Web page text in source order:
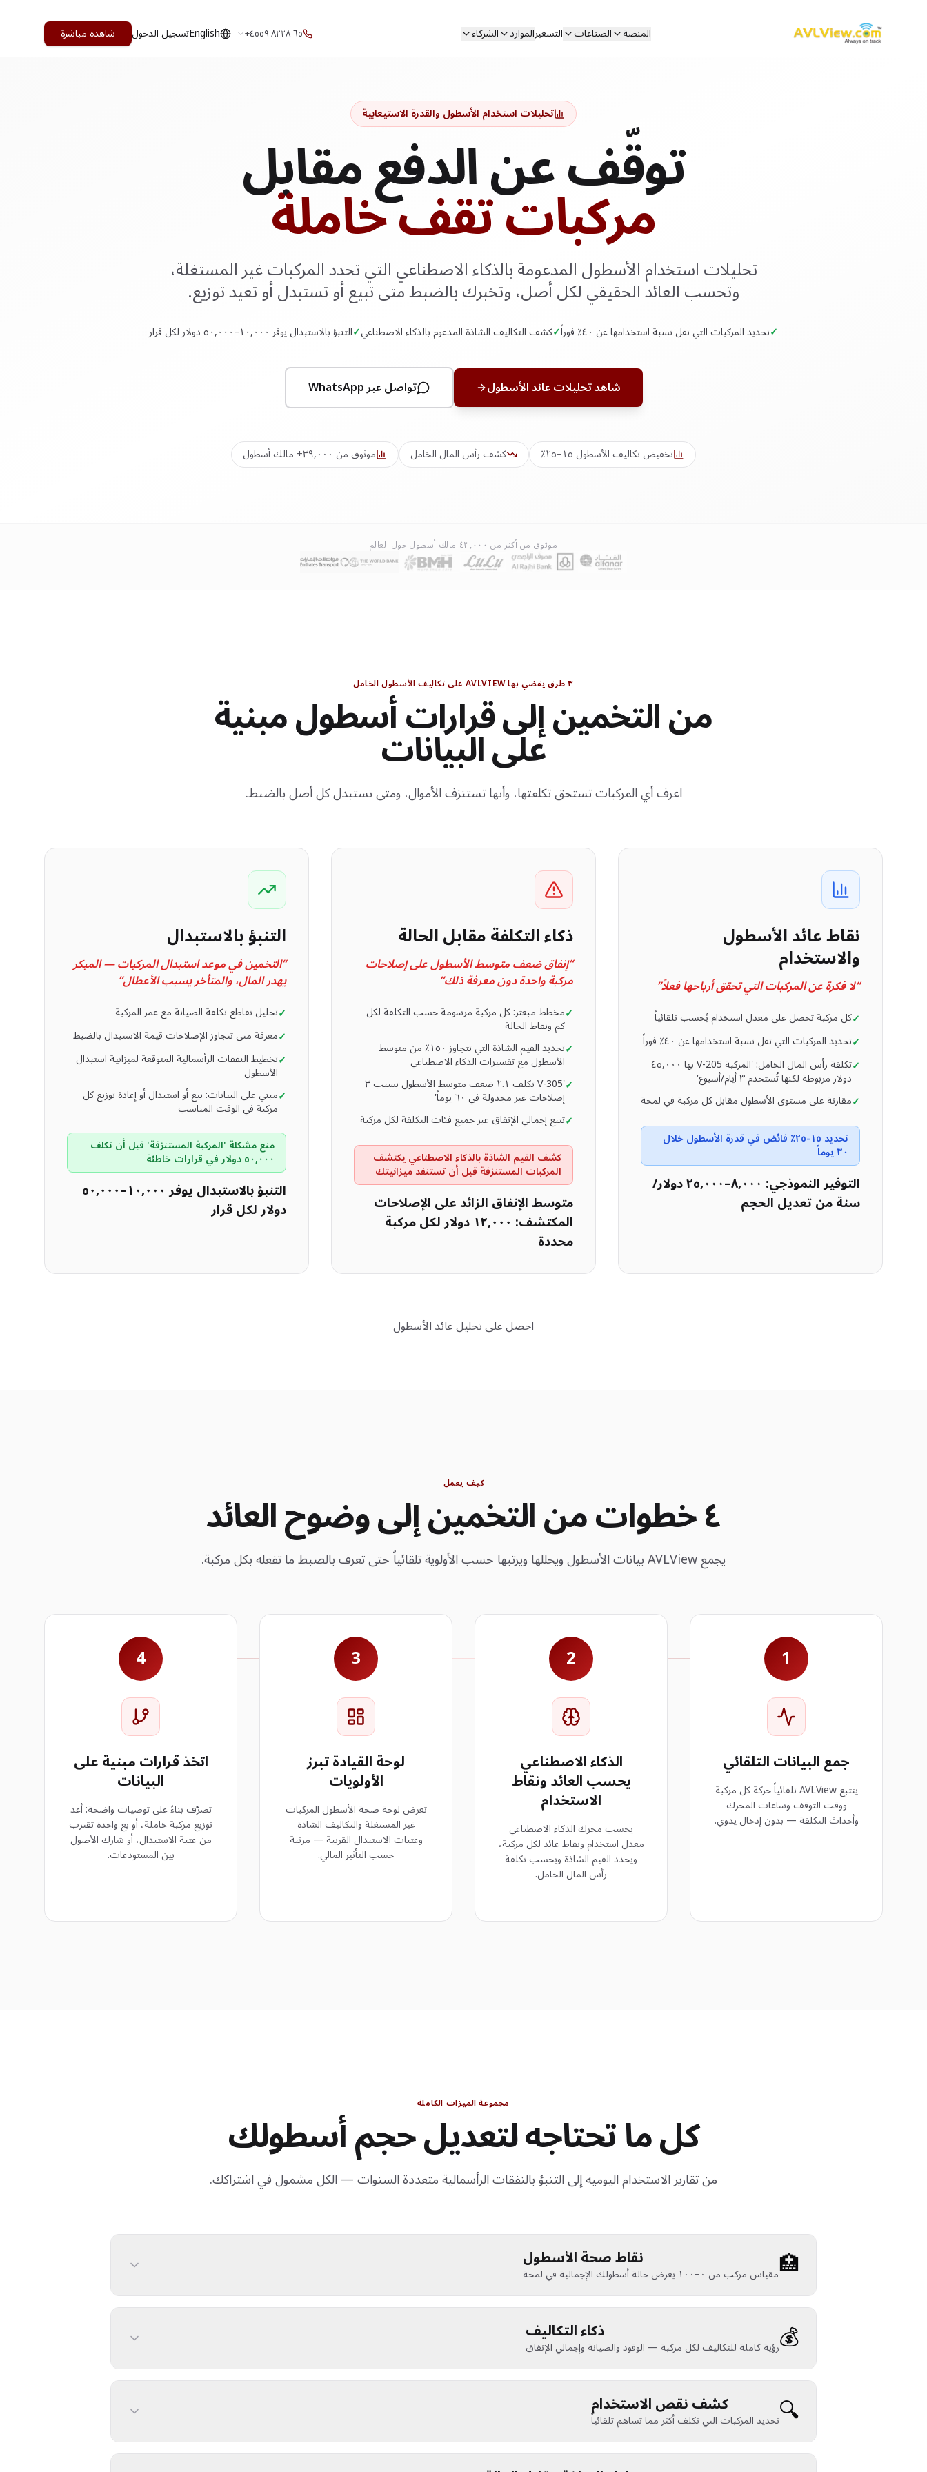
المنصة الصناعات التسعيرالموارد الشركاء +٦٥ ٨٢٢٨ ٤٥٥٩ Englishتسجيل الدخول شاهده مباشرة
تحليلات استخدام الأسطول والقدرة الاستيعابية
توقّف عن الدفع مقابل
مركبات تقف خاملة
تحليلات استخدام الأسطول المدعومة بالذكاء الاصطناعي التي تحدد المركبات غير المستغلة،
وتحسب العائد الحقيقي لكل أصل، وتخبرك بالضبط متى تبيع أو تستبدل أو تعيد توزيع.
✓تحديد المركبات التي تقل نسبة استخدامها عن ٤٠٪ فوراً ✓كشف التكاليف الشاذة المدعوم بالذكاء الاصطناعي✓التنبؤ بالاستبدال يوفر ١٠,٠٠٠–٥٠,٠٠٠ دولار لكل قرار
شاهد تحليلات عائد الأسطول تواصل عبر WhatsApp
تخفيض تكاليف الأسطول ١٥–٢٥٪ كشف رأس المال الخامل موثوق من ٣٩,٠٠٠+ مالك أسطول
موثوق من أكثر من ٤٣,٠٠٠ مالك أسطول حول العالم
٣ طرق يقضي بها AVLVIEW على تكاليف الأسطول الخامل
من التخمين إلى قرارات أسطول مبنية
على البيانات
اعرف أي المركبات تستحق تكلفتها، وأيها تستنزف الأموال، ومتى تستبدل كل أصل بالضبط.
نقاط عائد الأسطول
والاستخدام
“لا فكرة عن المركبات التي تحقق أرباحها فعلاً”
✓كل مركبة تحصل على معدل استخدام يُحسب تلقائياً
✓تحديد المركبات التي تقل نسبة استخدامها عن ٤٠٪ فوراً
✓
تكلفة رأس المال الخامل: 'المركبة V-205 بها ٤٥,٠٠٠
دولار مربوطة لكنها تُستخدم ٣ أيام/أسبوع'
✓مقارنة على مستوى الأسطول مقابل كل مركبة في لمحة
تحديد ١٥-٢٥٪ فائض في قدرة الأسطول خلال
٣٠ يوماً
التوفير النموذجي: ٨,٠٠٠–٢٥,٠٠٠ دولار/
سنة من تعديل الحجم
ذكاء التكلفة مقابل الحالة
“إنفاق ضعف متوسط الأسطول على إصلاحات
مركبة واحدة دون معرفة ذلك”
✓مخطط مبعثر: كل مركبة مرسومة حسب التكلفة لكل
كم ونقاط الحالة
✓
تحديد القيم الشاذة التي تتجاوز ١٥٠٪ من متوسط
الأسطول مع تفسيرات الذكاء الاصطناعي
✓
'V-305 تكلف ٢.١ ضعف متوسط الأسطول بسبب ٣
إصلاحات غير مجدولة في ٦٠ يوماً'
✓تتبع إجمالي الإنفاق عبر جميع فئات التكلفة لكل مركبة
كشف القيم الشاذة بالذكاء الاصطناعي يكتشف
المركبات المستنزفة قبل أن تستنفد ميزانيتك
متوسط الإنفاق الزائد على الإصلاحات
المكتشف: ١٢,٠٠٠ دولار لكل مركبة
محددة
التنبؤ بالاستبدال
“التخمين في موعد استبدال المركبات — المبكر
يهدر المال، والمتأخر يسبب الأعطال”
✓تحليل تقاطع تكلفة الصيانة مع عمر المركبة
✓معرفة متى تتجاوز الإصلاحات قيمة الاستبدال بالضبط
✓تخطيط النفقات الرأسمالية المتوقعة لميزانية استبدال
الأسطول
✓مبني على البيانات: بيع أو استبدال أو إعادة توزيع كل
مركبة في الوقت المناسب
منع مشكلة 'المركبة المستنزفة' قبل أن تكلف
٥٠,٠٠٠ دولار في قرارات خاطئة
التنبؤ بالاستبدال يوفر ١٠,٠٠٠–٥٠,٠٠٠
دولار لكل قرار
احصل على تحليل عائد الأسطول
كيف يعمل ٤ خطوات من التخمين إلى وضوح العائد
يجمع AVLView بيانات الأسطول ويحللها ويرتبها حسب الأولوية تلقائياً حتى تعرف بالضبط ما تفعله بكل مركبة.
1
جمع البيانات التلقائي
يتتبع AVLView تلقائياً حركة كل مركبة
ووقت التوقف وساعات المحرك
وأحداث التكلفة — بدون إدخال يدوي.
2
الذكاء الاصطناعي
يحسب العائد ونقاط
الاستخدام
يحسب محرك الذكاء الاصطناعي
معدل استخدام ونقاط عائد لكل مركبة،
ويحدد القيم الشاذة ويحسب تكلفة
رأس المال الخامل.
3
لوحة القيادة تبرز
الأولويات
تعرض لوحة صحة الأسطول المركبات
غير المستغلة والتكاليف الشاذة
وعتبات الاستبدال القريبة — مرتبة
حسب التأثير المالي.
4
اتخذ قرارات مبنية على
البيانات
تصرّف بناءً على توصيات واضحة: أعد
توزيع مركبة خاملة، أو بع واحدة تقترب
من عتبة الاستبدال، أو شارك الأصول
بين المستودعات.
مجموعة الميزات الكاملة
كل ما تحتاجه لتعديل حجم أسطولك
من تقارير الاستخدام اليومية إلى التنبؤ بالنفقات الرأسمالية متعددة السنوات — الكل مشمول في اشتراكك.
🏥 نقاط صحة الأسطول
مقياس مركب من ٠–١٠٠ يعرض حالة أسطولك الإجمالية في لمحة
💰 ذكاء التكاليف
رؤية كاملة للتكاليف لكل مركبة — الوقود والصيانة وإجمالي الإنفاق
🔍 كشف نقص الاستخدام
تحديد المركبات التي تكلف أكثر مما تساهم تلقائياً